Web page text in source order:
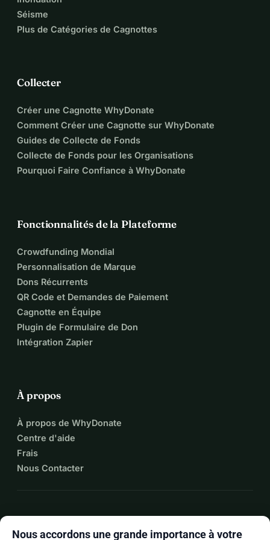
Séisme
Plus de Catégories de Cagnottes
Collecter
Créer une Cagnotte WhyDonate
Comment Créer une Cagnotte sur WhyDonate
Guides de Collecte de Fonds
Collecte de Fonds pour les Organisations
Pourquoi Faire Confiance à WhyDonate
Fonctionnalités de la Plateforme
Crowdfunding Mondial
Personnalisation de Marque
Dons Récurrents
QR Code et Demandes de Paiement
Cagnotte en Équipe
Plugin de Formulaire de Don
Intégration Zapier
À propos
À propos de WhyDonate
Centre d'aide
Frais
Nous Contacter
Nous accordons une grande importance à votre